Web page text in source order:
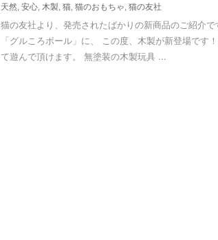
天然 安心 木製 猫 猫のおもちゃ 猫の友社
猫の友社より、発売されたばかりの新商品のご紹介で
「グルころボール」に、 この度、木製が新登場です
て遊んで頂けます。 無塗装の木製玩具 ...